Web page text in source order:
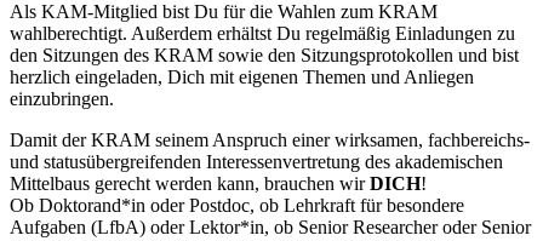
Als KAM-Mitglied bist Du für die Wahlen zum KRAM
wahlberechtigt. Außerdem erhältst Du regelmäßig Einladungen zu
den Sitzungen des KRAM sowie den Sitzungsprotokollen und bist
herzlich eingeladen, Dich mit eigenen Themen und Anliegen
einzubringen.
Damit der KRAM seinem Anspruch einer wirksamen, fachbereichs-
und statusübergreifenden Interessenvertretung des akademischen
Mittelbaus gerecht werden kann, brauchen wirDICH!
Ob Doktorand*in oder Postdoc, ob Lehrkraft für besondere
Aufgaben (LfbA) oder Lektor*in, ob Senior Researcher oder Senior